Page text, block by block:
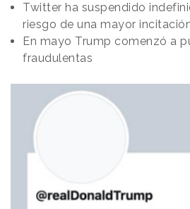
Twitter ha suspendido
riesgo de una mayor
En mayo Trump comenzó a
fraudulentas